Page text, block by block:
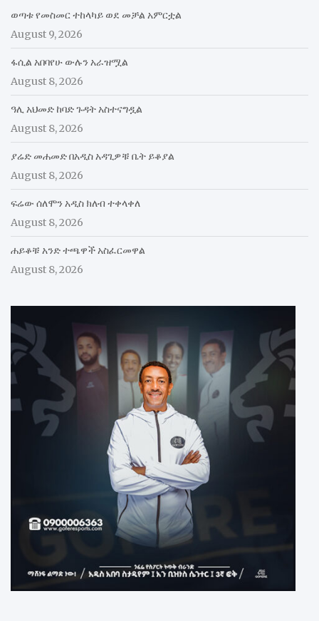
ወጣቱ የመስመር ተከላካይ ወደ መቻል አምርቷል
August 9, 2026
ፋሲል አበባየሁ ውሉን አራዝሟል
August 8, 2026
ዓሊ አህመድ ከባድ ጉዳት አስተናግዷል
August 8, 2026
ያሬድ መሐመድ በአዲስ አዳጊዎቹ ቤት ይቆያል
August 8, 2026
ፍሬው ሰለሞን አዲስ ክለብ ተቀላቀለ
August 8, 2026
ሐይቆቹ አንድ ተጫዋች አስፈርመዋል
August 8, 2026